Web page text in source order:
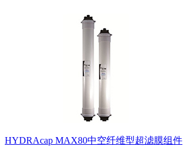
HYDRAcap MAX80中空纤维型超滤膜组件